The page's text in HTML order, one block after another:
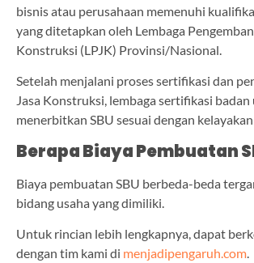
bisnis atau perusahaan memenuhi
yang ditetapkan oleh Lembaga
Konstruksi (LPJK) Provinsi/Nasional.
Setelah menjalani proses sertifikasi dan
Jasa Konstruksi, lembaga sertifikasi badan
menerbitkan SBU sesuai dengan
Berapa Biaya Pembuatan
Biaya pembuatan SBU berbeda-beda
bidang usaha yang dimiliki.
Untuk rincian lebih lengkapnya, dapat
dengan tim kami di menjadipengaruh.com.